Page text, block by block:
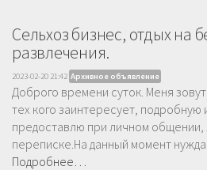
Сельхоз бизнес, отдых на
развлечения.
2023-02-20 21:42 Архивное объявление
Доброго времени суток. Меня зовут
тех кого заинтересует,
предоставлю при личном
переписке.На данный момент
Подробнее…